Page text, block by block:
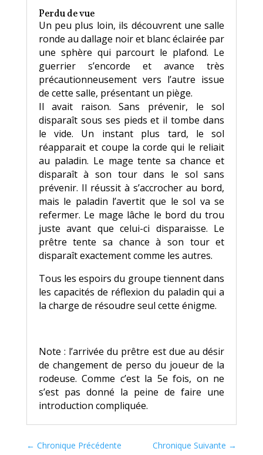
Perdu de vue
Un peu plus loin, ils découvrent une salle
ronde au dallage noir et blanc éclairée par
une sphère qui parcourt le plafond. Le
guerrier s’encorde et avance très
précautionneusement vers l’autre issue
de cette salle, présentant un piège.
Il avait raison. Sans prévenir, le sol
disparaît sous ses pieds et il tombe dans
le vide. Un instant plus tard, le sol
réapparait et coupe la corde qui le reliait
au paladin. Le mage tente sa chance et
disparaît à son tour dans le sol sans
prévenir. Il réussit à s’accrocher au bord,
mais le paladin l’avertit que le sol va se
refermer. Le mage lâche le bord du trou
juste avant que celui-ci disparaisse. Le
prêtre tente sa chance à son tour et
disparaît exactement comme les autres.
Tous les espoirs du groupe tiennent dans
les capacités de réflexion du paladin qui a
la charge de résoudre seul cette énigme.
Note : l’arrivée du prêtre est due au désir
de changement de perso du joueur de la
rodeuse. Comme c’est la 5e fois, on ne
s’est pas donné la peine de faire une
introduction compliquée.
← Chronique Précédente Chronique Suivante →